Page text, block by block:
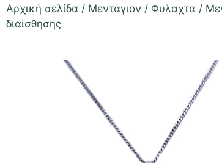
Αρχική σελίδα / Μενταγιον / Φυλαχτα /
διαίσθησης